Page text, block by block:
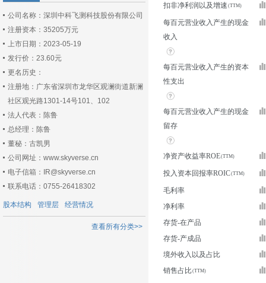
公司名称：深圳中科飞测科技股份有限公司
注册资本：35205万元
上市日期：2023-05-19
发行价：23.60元
更名历史：
注册地：广东省深圳市龙华区观澜街道新澜
社区观光路1301-14号101、102
法人代表：陈鲁
总经理：陈鲁
董秘：古凯男
公司网址：www.skyverse.cn
电子信箱：IR@skyverse.cn
联系电话：0755-26418302
股本结构 管理层 经营情况
查看所有分类>>
扣非净利润以及增速
每百元营业收入产生的现金
收入
每百元营业收入产生的资本
性支出
每百元营业收入产生的现金
留存
净资产收益率ROE
投入资本回报率ROIC
毛利率
净利率
存货-在产品
存货-产成品
境外收入以及占比
销售占比